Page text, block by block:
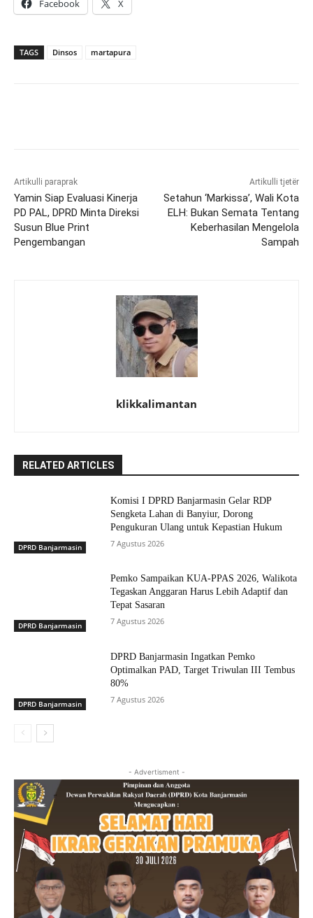
Facebook X
TAGS Dinsos martapura
Artikulli paraprak
Yamin Siap Evaluasi Kinerja
PD PAL, DPRD Minta Direksi
Susun Blue Print
Pengembangan
Artikulli tjetër
Setahun ‘Markissa’, Wali Kota
ELH: Bukan Semata Tentang
Keberhasilan Mengelola
Sampah
klikkalimantan
RELATED ARTICLES
DPRD Banjarmasin
Komisi I DPRD Banjarmasin Gelar RDP
Sengketa Lahan di Banyiur, Dorong
Pengukuran Ulang untuk Kepastian Hukum
7 Agustus 2026
DPRD Banjarmasin
Pemko Sampaikan KUA-PPAS 2026, Walikota
Tegaskan Anggaran Harus Lebih Adaptif dan
Tepat Sasaran
7 Agustus 2026
DPRD Banjarmasin
DPRD Banjarmasin Ingatkan Pemko
Optimalkan PAD, Target Triwulan III Tembus
80%
7 Agustus 2026
- Advertisment -